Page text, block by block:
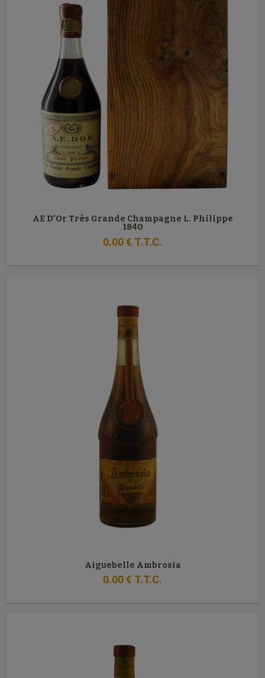
AE D'Or Très Grande Champagne L. Philippe
1840
0.00€ T.T.C.
Aiguebelle Ambrosia
0.00€ T.T.C.